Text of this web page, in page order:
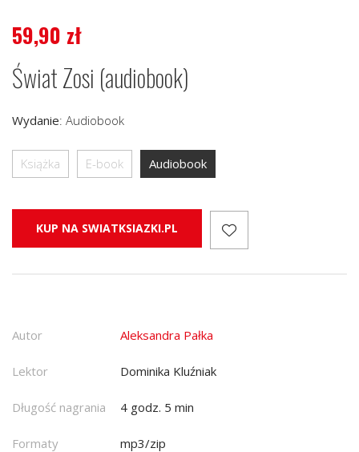
59,90 zł
Świat Zosi (audiobook)
Wydanie: Audiobook
Książka E-book Audiobook
KUP NA SWIATKSIAZKI.PL
Autor Aleksandra Pałka
Lektor Dominika Kluźniak
Długość nagrania 4 godz. 5 min
Formaty mp3/zip